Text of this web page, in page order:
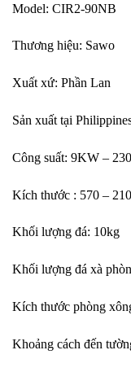
Model: CIR2-90NB
Thương hiệu: Sawo
Xuất xứ: Phần Lan
Sản xuất tại
Công suất: 9KW –
Kích thước : 570 –
Khối lượng đá: 10kg
Khối lượng đá xà
Kích thước phòng
Khoảng cách đến